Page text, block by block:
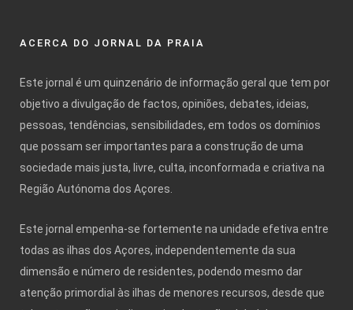
ACERCA DO JORNAL DA PRAIA
Este jornal é um quinzenário de informação geral que tem por
objetivo a divulgação de factos, opiniões, debates, ideias,
pessoas, tendências, sensibilidades, em todos os domínios
que possam ser importantes para a construção de uma
sociedade mais justa, livre, culta, inconformada e criativa na
Região Autónoma dos Açores.
Este jornal empenha-se fortemente na unidade efetiva entre
todas as ilhas dos Açores, independentemente da sua
dimensão e número de residentes, podendo mesmo dar
atenção primordial às ilhas de menores recursos, desde que